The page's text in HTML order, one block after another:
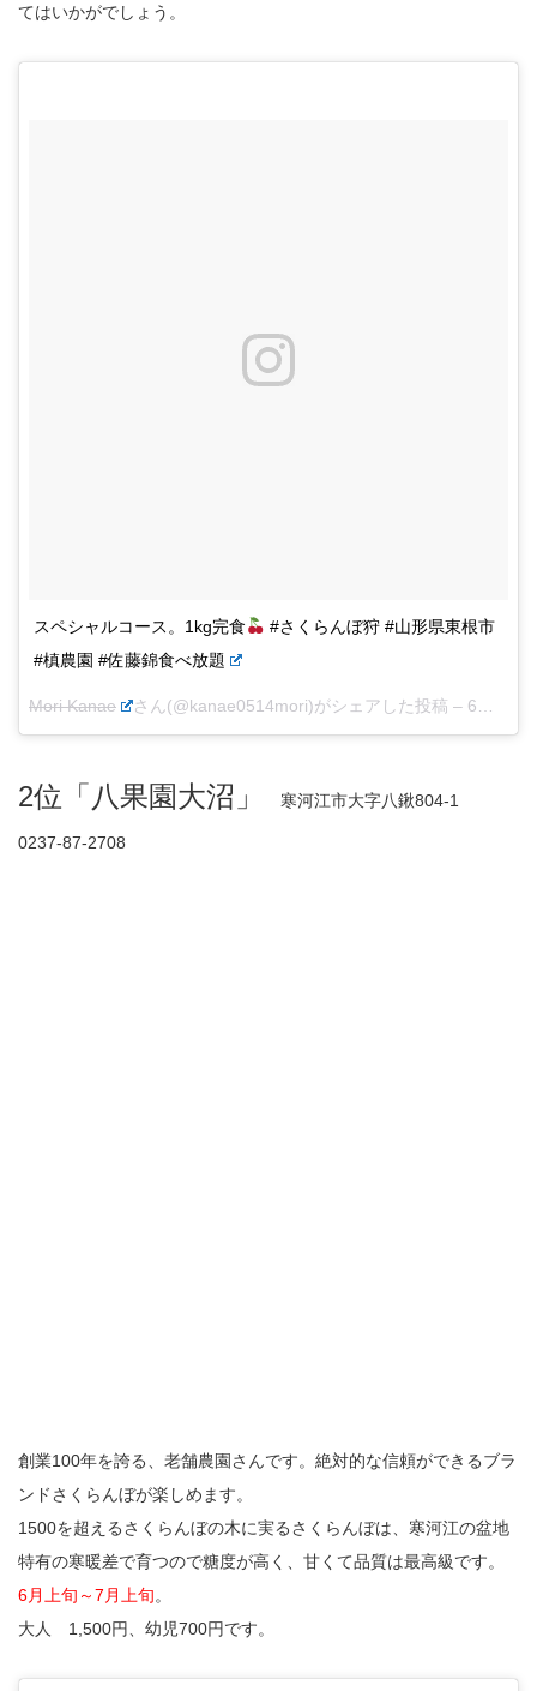
てはいかがでしょう。
スペシャルコース。1kg完食
#さくらんぼ狩 #山形県東根市
#槙農園 #佐藤錦食べ放題
Mori Kanae さん(@kanae0514mori)がシェアした投稿 – 6月 23, 2017 at 6:03午前 PDT
2位「八果園大沼」 寒河江市大字八鍬804-1
0237-87-2708
創業100年を誇る、老舗農園さんです。絶対的な信頼ができるブラ
ンドさくらんぼが楽しめます。
1500を超えるさくらんぼの木に実るさくらんぼは、寒河江の盆地
特有の寒暖差で育つので糖度が高く、甘くて品質は最高級です。
6月上旬～7月上旬。
大人 1,500円、幼児700円です。